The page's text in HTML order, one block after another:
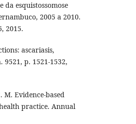
da esquistossomose
2005 a 2010.
2015.
ascariasis,
p. 1521-1532,
M. Evidence-based
practice. Annual